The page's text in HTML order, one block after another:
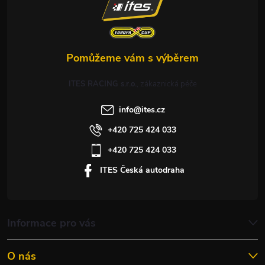
Informace pro vás
O nás
ITES RACING s.r.o.
info@ites.cz
+420 725 424 033
+420 725 424 033
ITES Česká autodraha